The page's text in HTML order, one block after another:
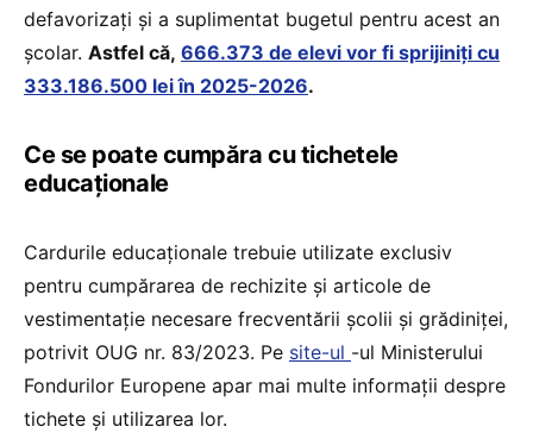
defavorizați și a suplimentat bugetul pentru acest an
școlar. Astfel că, 666.373 de elevi vor fi sprijiniți cu
333.186.500 lei în 2025-2026.
Ce se poate cumpăra cu tichetele
educaționale
Cardurile educaționale trebuie utilizate exclusiv
pentru cumpărarea de rechizite și articole de
vestimentaţie necesare frecventării şcolii şi grădiniţei,
potrivit OUG nr. 83/2023. Pe site-ul -ul Ministerului
Fondurilor Europene apar mai multe informații despre
tichete și utilizarea lor.